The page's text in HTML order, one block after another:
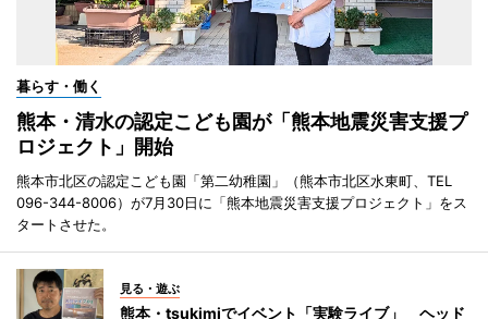
暮らす・働く
熊本・清水の認定こども園が「熊本地震災害支援プ
ロジェクト」開始
熊本市北区の認定こども園「第二幼稚園」（熊本市北区水東町、TEL
096-344-8006）が7月30日に「熊本地震災害支援プロジェクト」をス
タートさせた。
見る・遊ぶ
熊本・tsukimiでイベント「実験ライブ」 ヘッド